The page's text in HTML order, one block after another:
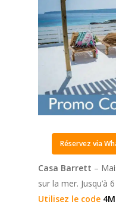
Réservez via
Casa Barrett –
sur la mer. Jusqu’à
Utilisez le code